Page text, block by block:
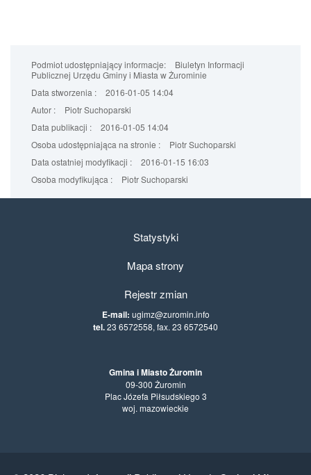
Podmiot udostępniający informacje:
Biuletyn Informacji
Publicznej Urzędu Gminy i Miasta w Żurominie
Data stworzenia :
2016-01-05 14:04
Autor :
Piotr Suchoparski
Data publikacji :
2016-01-05 14:04
Osoba udostępniająca na stronie :
Piotr Suchoparski
Data ostatniej modyfikacji :
2016-01-15 16:03
Osoba modyfikująca :
Piotr Suchoparski
Statystyki
Mapa strony
Rejestr zmian
E-mail: ugimz@zuromin.info
tel.23 6572558, fax. 23 6572540
Gmina i Miasto Żuromin
09-300 Żuromin
Plac Józefa Piłsudskiego 3
woj. mazowieckie